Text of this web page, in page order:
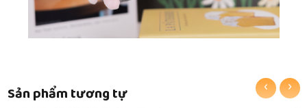
Sản phẩm tương tự ‹ ›